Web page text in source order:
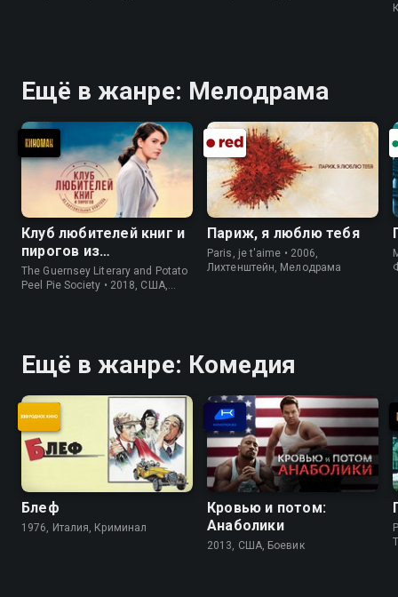
Ещё в жанре: Мелодрама
Клуб любителей книг и
пирогов из
картофельных
очистков
The Guernsey Literary and Potato
Peel Pie Society • 2018, США,
Париж, я люблю тебя
Paris, je t'aime • 2006,
Лихтенштейн, Мелодрама
Ещё в жанре: Комедия
Блеф
1976, Италия, Криминал
Кровью и потом:
Анаболики
2013, США, Боевик